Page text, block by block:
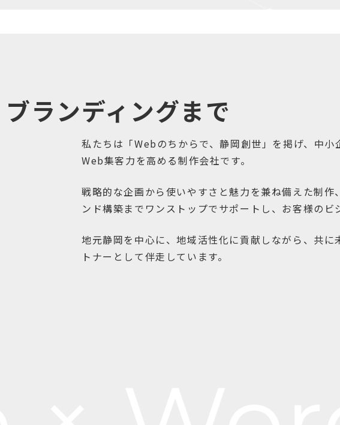
ランディングまで
私たちは「Webのちからで、静岡創世」を掲げ、中小
Web集客力を高める制作会社です。
戦略的な企画から使いやすさと魅力を兼ね備えた制作
ンド構築までワンストップでサポートし、お客様のビ
地元静岡を中心に、地域活性化に貢献しながら、共に
トナーとして伴走しています。